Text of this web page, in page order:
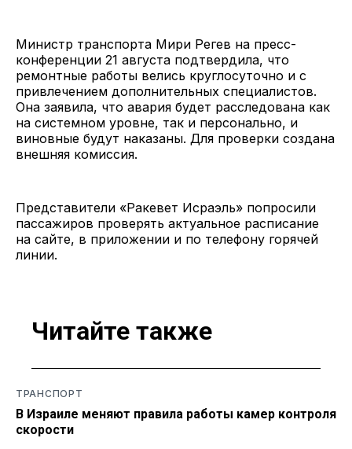
Министр транспорта Мири Регев на пресс-
конференции 21 августа подтвердила, что
ремонтные работы велись круглосуточно и с
привлечением дополнительных специалистов.
Она заявила, что авария будет расследована как
на системном уровне, так и персонально, и
виновные будут наказаны. Для проверки создана
внешняя комиссия.
Представители «Ракевет Исраэль» попросили
пассажиров проверять актуальное расписание
на сайте, в приложении и по телефону горячей
линии.
Читайте также
ТРАНСПОРТ
В Израиле меняют правила работы камер контроля
скорости